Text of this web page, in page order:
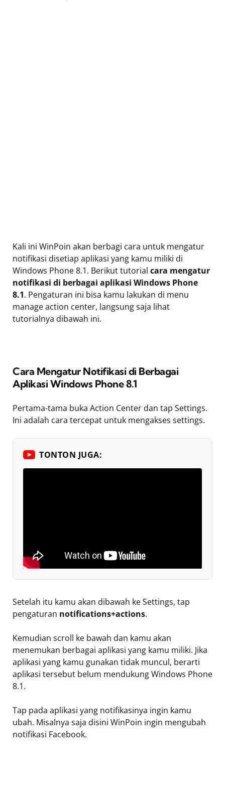
Kali ini WinPoin akan berbagi cara untuk mengatur
notifikasi disetiap aplikasi yang kamu miliki di
Windows Phone 8.1. Berikut tutorial cara mengatur
notifikasi di berbagai aplikasi Windows Phone
8.1. Pengaturan ini bisa kamu lakukan di menu
manage action center, langsung saja lihat
tutorialnya dibawah ini.
Cara Mengatur Notifikasi di Berbagai
Aplikasi Windows Phone 8.1
Pertama-tama buka Action Center dan tap Settings.
Ini adalah cara tercepat untuk mengakses settings.
TONTON JUGA:
Setelah itu kamu akan dibawah ke Settings, tap
pengaturan notifications+actions.
Kemudian scroll ke bawah dan kamu akan
menemukan berbagai aplikasi yang kamu miliki. Jika
aplikasi yang kamu gunakan tidak muncul, berarti
aplikasi tersebut belum mendukung Windows Phone
8.1.
Tap pada aplikasi yang notifikasinya ingin kamu
ubah. Misalnya saja disini WinPoin ingin mengubah
notifikasi Facebook.